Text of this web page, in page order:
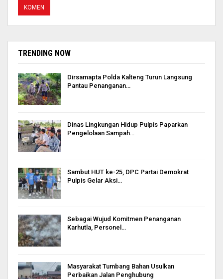
TRENDING NOW
Dirsamapta Polda Kalteng Turun Langsung
Pantau Penanganan…
Dinas Lingkungan Hidup Pulpis Paparkan
Pengelolaan Sampah…
Sambut HUT ke-25, DPC Partai Demokrat
Pulpis Gelar Aksi…
Sebagai Wujud Komitmen Penanganan
Karhutla, Personel…
Masyarakat Tumbang Bahan Usulkan
Perbaikan Jalan Penghubung